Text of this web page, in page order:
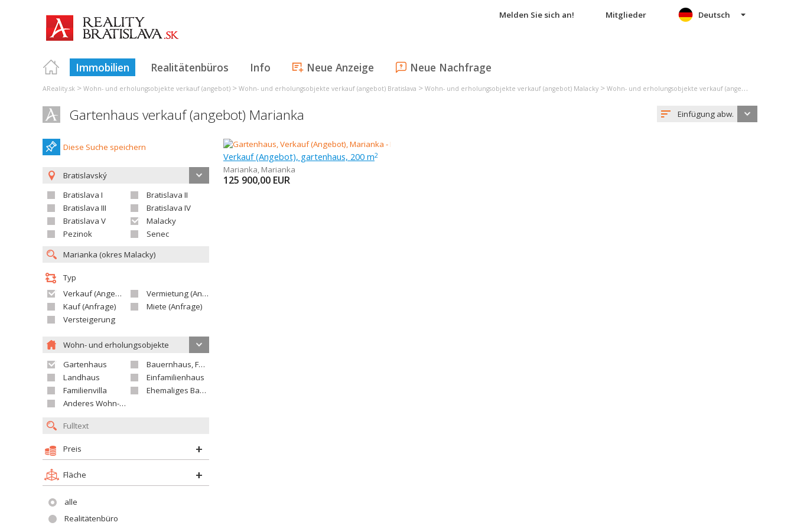
Melden Sie sich an! Mitglieder
Immobilien Realitätenbüros Info Neue Anzeige Neue Nachfrage
Deutsch
AReality.sk > Wohn- und erholungsobjekte verkauf (angebot) > Wohn- und erholungsobjekte verkauf (angebot) Bratislava > Wohn- und erholungsobjekte verkauf (angebot) Malacky > Wohn- und erholungsobjekte verkauf (angebot) Marianka
Gartenhaus verkauf (angebot) Marianka Einfügung abw.
Diese Suche speichern
Bratislavský
Bratislava I
Bratislava II
Bratislava III
Bratislava IV
Bratislava V
Malacky
Pezinok
Senec
Typ
Verkauf (Angebot)
Vermietung (Angebot)
Kauf (Anfrage)
Miete (Anfrage)
Versteigerung
Wohn- und erholungsobjekte
Gartenhaus
Bauernhaus, Ferienhaus
Landhaus
Einfamilienhaus
Familienvilla
Ehemaliges Bauerngut
Anderes Wohn- oder Ferienobjekt
Preis
Fläche
alle
Realitätenbüro
Verkauf (Angebot), gartenhaus, 200 m2
Marianka, Marianka
125 900,00 EUR